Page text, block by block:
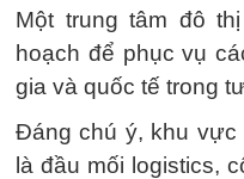
Một trung tâm đô
hoạch để phục vụ
gia và quốc tế trong
Đáng chú ý, khu vực
là đầu mối logistics,